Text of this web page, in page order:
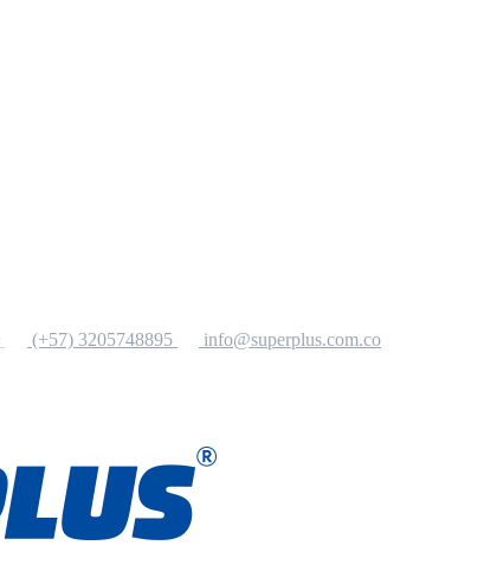
(+57) 3205748895
info@superplus.com.co